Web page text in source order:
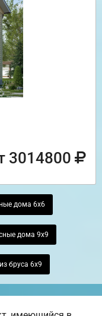
3014800
дома 6х6
дома 9х9
бруса 6х9